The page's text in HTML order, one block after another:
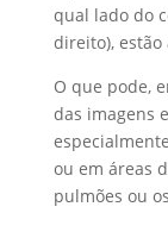
qual lado do
direito), estão
O que pode,
das imagens
ou em áreas
pulmões ou